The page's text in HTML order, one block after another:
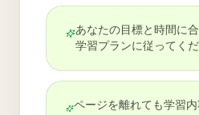
あなたの目標と時間に
学習プランに従ってくだ
ページを離れても学習